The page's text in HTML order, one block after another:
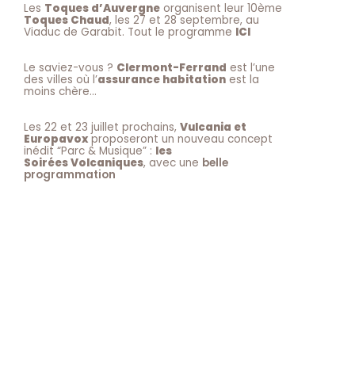
Les Toques d’Auvergne organisent leur 10ème
Toques Chaud, les 27 et 28 septembre, au
Viaduc de Garabit. Tout le programme ICI
Le saviez-vous ? Clermont-Ferrand est l’une
des villes où l’assurance habitation est la
moins chère…
Les 22 et 23 juillet prochains, Vulcania et
Europavox proposeront un nouveau concept
inédit “Parc & Musique” : les
Soirées Volcaniques, avec une belle
programmation